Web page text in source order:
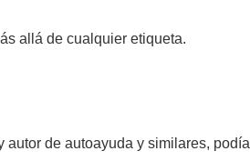
allá de cualquier etiqueta.
de autoayuda y similares, podía